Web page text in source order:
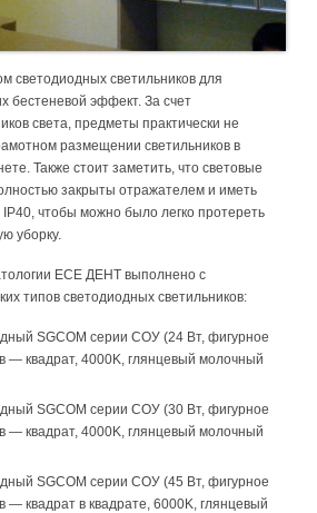
светодиодных светильников для
бестеневой эффект. За счет
света, предметы практически не
размещении светильников в
Также стоит заметить, что световые
закрыты отражателем и иметь
чтобы можно было легко протереть
уборку.
ЕСЕ ДЕНТ выполнено с
типов светодиодных светильников:
SGCOM серии СОУ (24 Вт, фигурное
— квадрат, 4000K, глянцевый молочный
SGCOM серии СОУ (30 Вт, фигурное
— квадрат, 4000K, глянцевый молочный
SGCOM серии СОУ (45 Вт, фигурное
— квадрат в квадрате, 6000K, глянцевый